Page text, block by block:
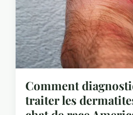
Comment
traiter les